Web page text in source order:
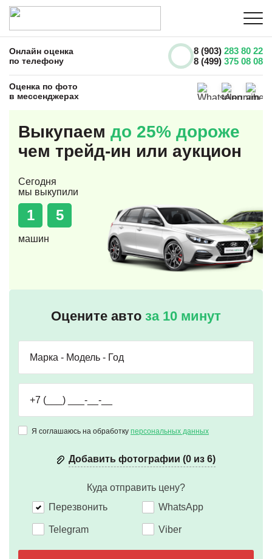
Онлайн оценка
по телефону
8 (903) 283 80 22
8 (499) 375 08 08
Оценка по фото
в мессенджерах
Выкупаем до 25% дороже
чем трейд-ин или аукцион
Сегодня
мы выкупили
1 5
машин
Оцените авто за 10 минут
Я соглашаюсь на обработку персональных данных
Добавить фотографии (0 из 6)
Куда отправить цену?
Перезвонить
WhatsApp
Telegram Viber